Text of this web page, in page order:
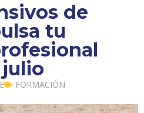
de
tu
FORMACIÓN